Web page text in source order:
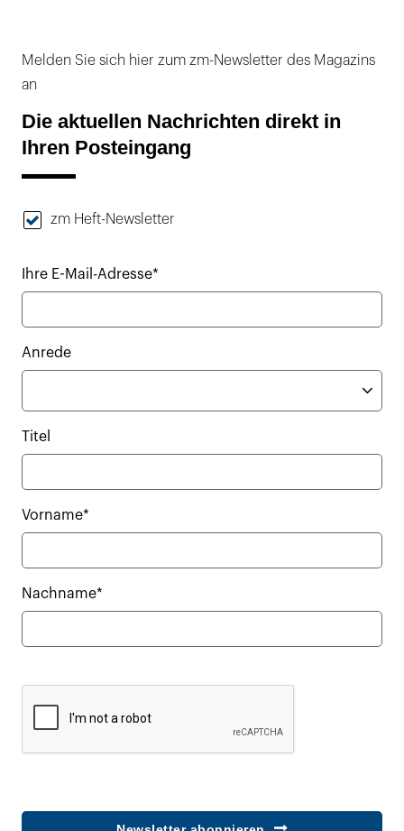
Melden Sie sich hier zum zm-Newsletter des Magazins
an
Die aktuellen Nachrichten direkt in
Ihren Posteingang
zm Heft-Newsletter
Ihre E-Mail-Adresse*
Anrede
Titel
Vorname*
Nachname*